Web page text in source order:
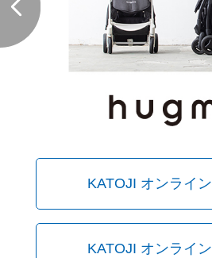
KATOJI オンライ
KATOJI オンライ